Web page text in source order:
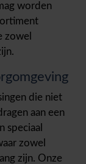
worden
zowel
die niet
aan een
speciaal
zowel
zijn. Onze